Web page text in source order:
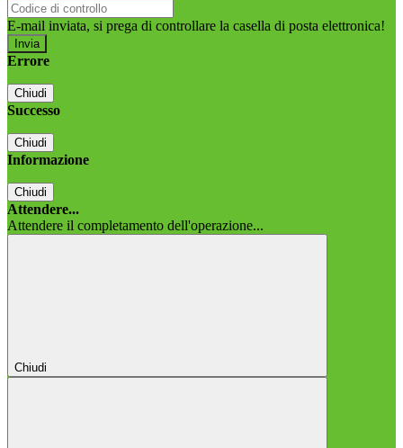
E-mail inviata, si prega di controllare la casella di posta elettronica!
Errore
Chiudi
Successo
Chiudi
Informazione
Chiudi
Attendere...
Attendere il completamento dell'operazione...
Chiudi